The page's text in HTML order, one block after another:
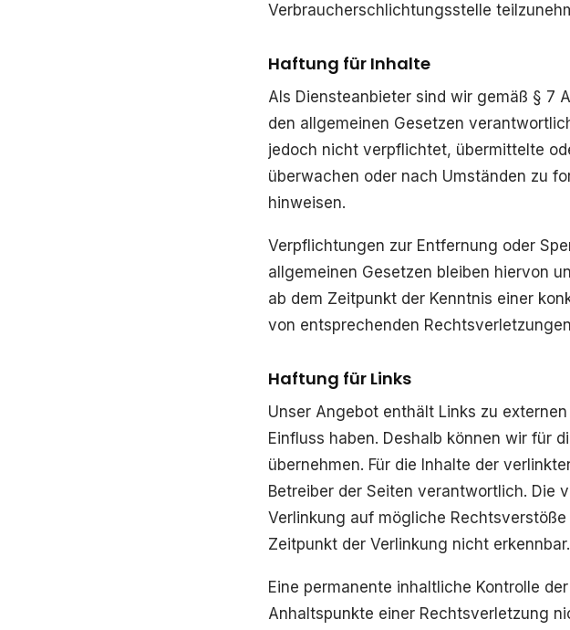
Verbraucherschlichtungsstelle
Haftung für Inhalte
Als Diensteanbieter sind wir gemäß § 7
den allgemeinen Gesetzen
jedoch nicht verpflichtet, übermittelte
überwachen oder nach Umständen zu
hinweisen.
Verpflichtungen zur Entfernung oder
allgemeinen Gesetzen bleiben hiervon
ab dem Zeitpunkt der Kenntnis einer
von entsprechenden
Haftung für Links
Unser Angebot enthält Links zu
Einfluss haben. Deshalb können wir für
übernehmen. Für die Inhalte der
Betreiber der Seiten verantwortlich. Die
Verlinkung auf mögliche
Zeitpunkt der Verlinkung nicht erkennbar.
Eine permanente inhaltliche Kontrolle
Anhaltspunkte einer Rechtsverletzung